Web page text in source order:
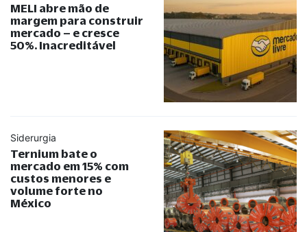
MELI abre mão de
margem para construir
mercado – e cresce
50%. Inacreditável
Siderurgia
Ternium bate o
mercado em 15% com
custos menores e
volume forte no
México